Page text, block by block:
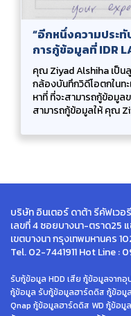
“อีกหนึ่งความประ
การกู้ข้อมูลที่ IDR
คุณ Ziyad Alshiha เป็น
กล้องบันทึกวิดีโอตกในท
หาที่ ที่จะสามารถกู้ข้อมูล
สามารถกู้ข้อมูลให้ คุณ
บริษัท อินเตอร์ ดาต้า รีคัฟเวอ
เลขที่ 4 ซอยบางนา-ตราด25
เขตบางนา กรุงเทพมหานคร
Tel. 02-7441911 Hot Line
รับกู้ข้อมูล HDD เสีย กู้ข้อมูลจาก
กู้ข้อมูล รับกู้ข้อมูลฮาร์ดดิส กู้ข้อมู
Qnap กู้ข้อมูลฮาร์ดดิส WD กู้ข้อ